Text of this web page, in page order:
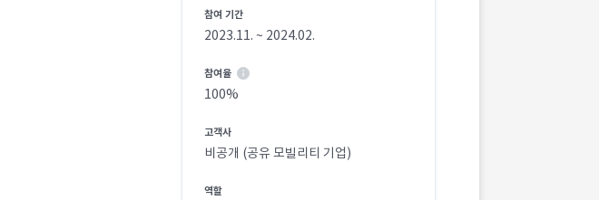
참여 기간
2023.11. ~ 2024.02.
참여율
100%
고객사
비공개 (공유 모빌리티 기업)
역할